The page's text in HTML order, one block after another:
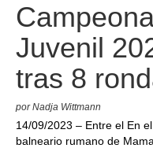
Juvenil
tras 8
por Nadja Wittmann
14/09/2023 – Entre el En
balneario rumano de